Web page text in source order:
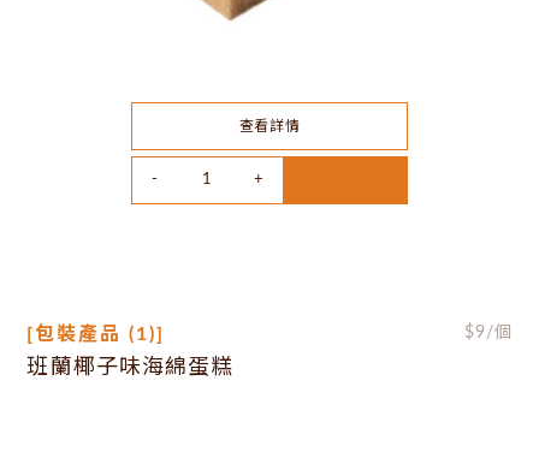
查看詳情
[包裝產品 (1)] $9 /個
班蘭椰子味海綿蛋糕